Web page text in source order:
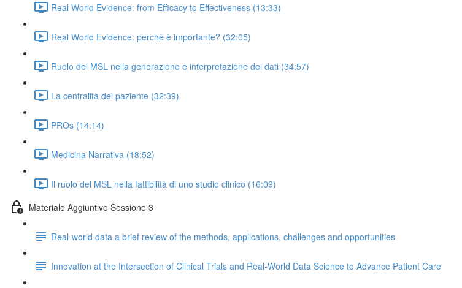
Real World Evidence: from Efficacy to Effectiveness (13:33)
Real World Evidence: perchè è importante? (32:05)
Ruolo del MSL nella generazione e interpretazione dei dati (34:57)
La centralità del paziente (32:39)
PROs (14:14)
Medicina Narrativa (18:52)
Il ruolo del MSL nella fattibilità di uno studio clinico (16:09)
Materiale Aggiuntivo Sessione 3
Real-world data a brief review of the methods, applications, challenges and opportunities
Innovation at the Intersection of Clinical Trials and Real-World Data Science to Advance Patient Care